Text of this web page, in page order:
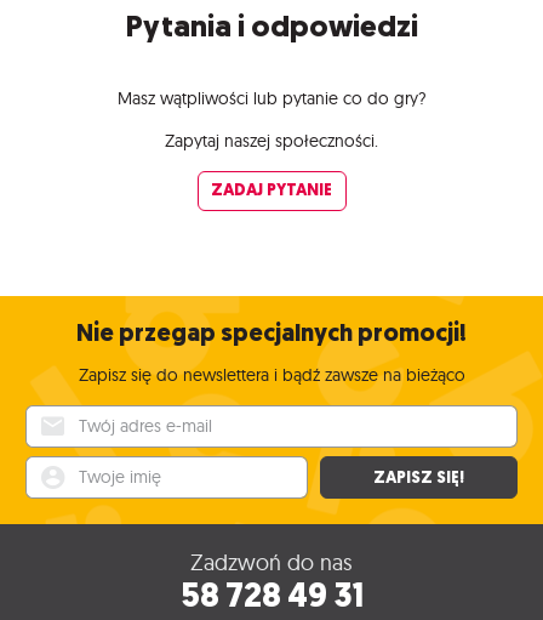
Pytania i odpowiedzi
Masz wątpliwości lub pytanie co do gry?
Zapytaj naszej społeczności.
ZADAJ PYTANIE
Nie przegap specjalnych promocji!
Zapisz się do newslettera i bądź zawsze na bieżąco
ZAPISZ SIĘ!
Zadzwoń do nas
58 728 49 31